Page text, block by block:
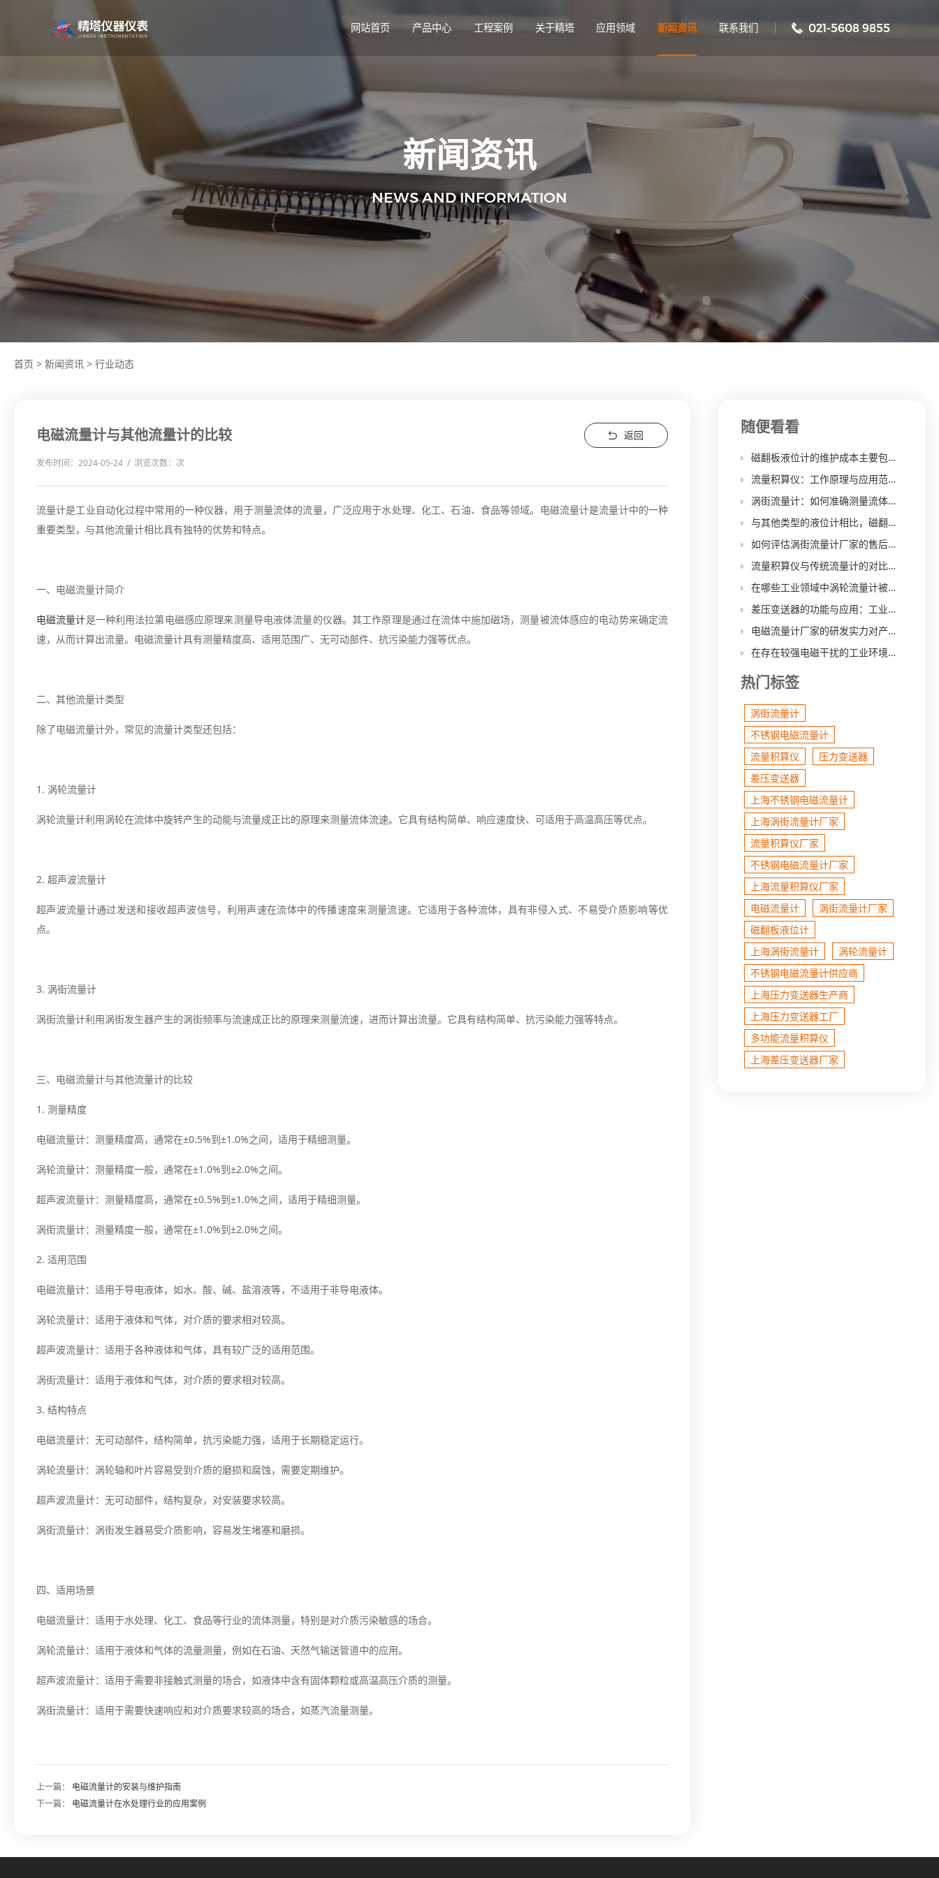
网站首页 产品中心 工程案例 关于精塔 应用领域 新闻资讯 联系我们 021-5608 9855
新闻资讯
NEWS AND INFORMATION
首页 > 新闻资讯 > 行业动态
电磁流量计与其他流量计的比较 返回
发布时间：2024-05-24 / 浏览次数： 次
流量计是工业自动化过程中常用的一种仪器，用于测量流体的流量，广泛应用于水处理、化工、石油、食品等领域。电磁流量计是流量计中的一种
重要类型，与其他流量计相比具有独特的优势和特点。
一、电磁流量计简介
电磁流量计是一种利用法拉第电磁感应原理来测量导电液体流量的仪器。其工作原理是通过在流体中施加磁场，测量被流体感应的电动势来确定流
速，从而计算出流量。电磁流量计具有测量精度高、适用范围广、无可动部件、抗污染能力强等优点。
二、其他流量计类型
除了电磁流量计外，常见的流量计类型还包括：
1. 涡轮流量计
涡轮流量计利用涡轮在流体中旋转产生的动能与流量成正比的原理来测量流体流速。它具有结构简单、响应速度快、可适用于高温高压等优点。
2. 超声波流量计
超声波流量计通过发送和接收超声波信号，利用声速在流体中的传播速度来测量流速。它适用于各种流体，具有非侵入式、不易受介质影响等优
点。
3. 涡街流量计
涡街流量计利用涡街发生器产生的涡街频率与流速成正比的原理来测量流速，进而计算出流量。它具有结构简单、抗污染能力强等特点。
三、电磁流量计与其他流量计的比较
1. 测量精度
电磁流量计：测量精度高，通常在±0.5%到±1.0%之间，适用于精细测量。
涡轮流量计：测量精度一般，通常在±1.0%到±2.0%之间。
超声波流量计：测量精度高，通常在±0.5%到±1.0%之间，适用于精细测量。
涡街流量计：测量精度一般，通常在±1.0%到±2.0%之间。
2. 适用范围
电磁流量计：适用于导电液体，如水、酸、碱、盐溶液等，不适用于非导电液体。
涡轮流量计：适用于液体和气体，对介质的要求相对较高。
超声波流量计：适用于各种液体和气体，具有较广泛的适用范围。
涡街流量计：适用于液体和气体，对介质的要求相对较高。
3. 结构特点
电磁流量计：无可动部件，结构简单，抗污染能力强，适用于长期稳定运行。
涡轮流量计：涡轮轴和叶片容易受到介质的磨损和腐蚀，需要定期维护。
超声波流量计：无可动部件，结构复杂，对安装要求较高。
涡街流量计：涡街发生器易受介质影响，容易发生堵塞和磨损。
四、适用场景
电磁流量计：适用于水处理、化工、食品等行业的流体测量，特别是对介质污染敏感的场合。
涡轮流量计：适用于液体和气体的流量测量，例如在石油、天然气输送管道中的应用。
超声波流量计：适用于需要非接触式测量的场合，如液体中含有固体颗粒或高温高压介质的测量。
涡街流量计：适用于需要快速响应和对介质要求较高的场合，如蒸汽流量测量。
上一篇： 电磁流量计的安装与维护指南
下一篇： 电磁流量计在水处理行业的应用案例
随便看看
磁翻板液位计的维护成本主要包括哪些方面，如何降低维护成本？
流量积算仪：工作原理与应用范围详解
涡街流量计：如何准确测量流体流量？
与其他类型的液位计相比，磁翻板液位计在高温、高压工况下的适应性如何？
如何评估涡街流量计厂家的售后服务质量？
流量积算仪与传统流量计的对比分析：性能、精度与应用场景比较
在哪些工业领域中涡轮流量计被广泛应用？其优势和特点都有哪些？
差压变送器的功能与应用：工业控制和监测的不可或缺之物
电磁流量计厂家的研发实力对产品性能有何影响？
在存在较强电磁干扰的工业环境中，磁翻板液位计的抗干扰能力如何？
热门标签
涡街流量计
不锈钢电磁流量计
流量积算仪
压力变送器
差压变送器
上海不锈钢电磁流量计
上海涡街流量计厂家
流量积算仪厂家
不锈钢电磁流量计厂家
上海流量积算仪厂家
电磁流量计
涡街流量计厂家
磁翻板液位计
上海涡街流量计
涡轮流量计
不锈钢电磁流量计​供应商
上海压力变送器生产商
上海压力变送器工厂
多功能流量积算仪
上海差压变送器厂家